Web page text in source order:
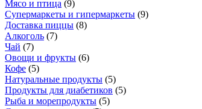
Мясо и птица (9)
Супермаркеты и гипермаркеты (9)
Доставка пиццы (8)
Алкоголь (7)
Чай (7)
Овощи и фрукты (6)
Кофе (5)
Натуральные продукты (5)
Продукты для диабетиков (5)
Рыба и морепродукты (5)